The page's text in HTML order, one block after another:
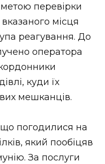
перевірки
місця
реагування. До
оператора
куди їх
мешканців.
погодилися на
який пообіцяв
За послуги